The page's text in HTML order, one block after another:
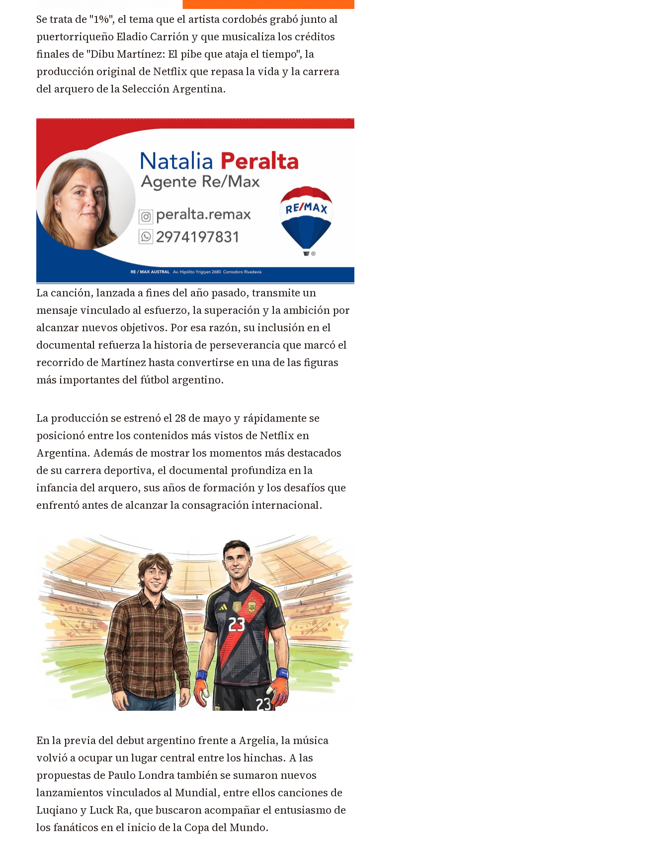
Se trata de "1%", el tema que el artista cordobés grabó junto al
puertorriqueño Eladio Carrión y que musicaliza los créditos
finales de "Dibu Martínez: El pibe que ataja el tiempo", la
producción original de Netflix que repasa la vida y la carrera
del arquero de la Selección Argentina.
La canción, lanzada a fines del año pasado, transmite un
mensaje vinculado al esfuerzo, la superación y la ambición por
alcanzar nuevos objetivos. Por esa razón, su inclusión en el
documental refuerza la historia de perseverancia que marcó el
recorrido de Martínez hasta convertirse en una de las figuras
más importantes del fútbol argentino.
La producción se estrenó el 28 de mayo y rápidamente se
posicionó entre los contenidos más vistos de Netflix en
Argentina. Además de mostrar los momentos más destacados
de su carrera deportiva, el documental profundiza en la
infancia del arquero, sus años de formación y los desafíos que
enfrentó antes de alcanzar la consagración internacional.
En la previa del debut argentino frente a Argelia, la música
volvió a ocupar un lugar central entre los hinchas. A las
propuestas de Paulo Londra también se sumaron nuevos
lanzamientos vinculados al Mundial, entre ellos canciones de
Luqiano y Luck Ra, que buscaron acompañar el entusiasmo de
los fanáticos en el inicio de la Copa del Mundo.